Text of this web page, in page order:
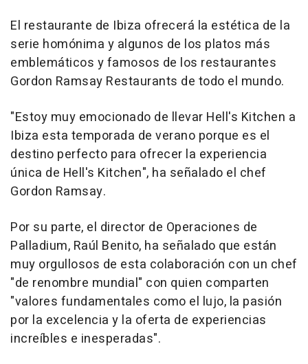
El restaurante de Ibiza ofrecerá la estética de la
serie homónima y algunos de los platos más
emblemáticos y famosos de los restaurantes
Gordon Ramsay Restaurants de todo el mundo.
"Estoy muy emocionado de llevar Hell's Kitchen a
Ibiza esta temporada de verano porque es el
destino perfecto para ofrecer la experiencia
única de Hell's Kitchen", ha señalado el chef
Gordon Ramsay.
Por su parte, el director de Operaciones de
Palladium, Raúl Benito, ha señalado que están
muy orgullosos de esta colaboración con un chef
"de renombre mundial" con quien comparten
"valores fundamentales como el lujo, la pasión
por la excelencia y la oferta de experiencias
increíbles e inesperadas".